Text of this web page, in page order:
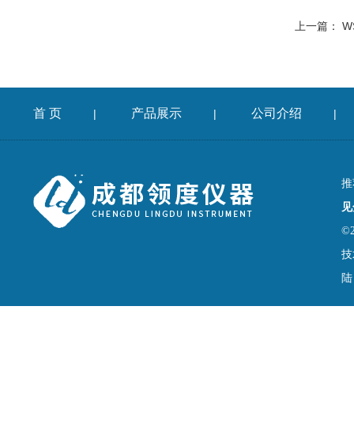
上一篇：
首 页 | 产品展示 | 公司介绍 |
陆